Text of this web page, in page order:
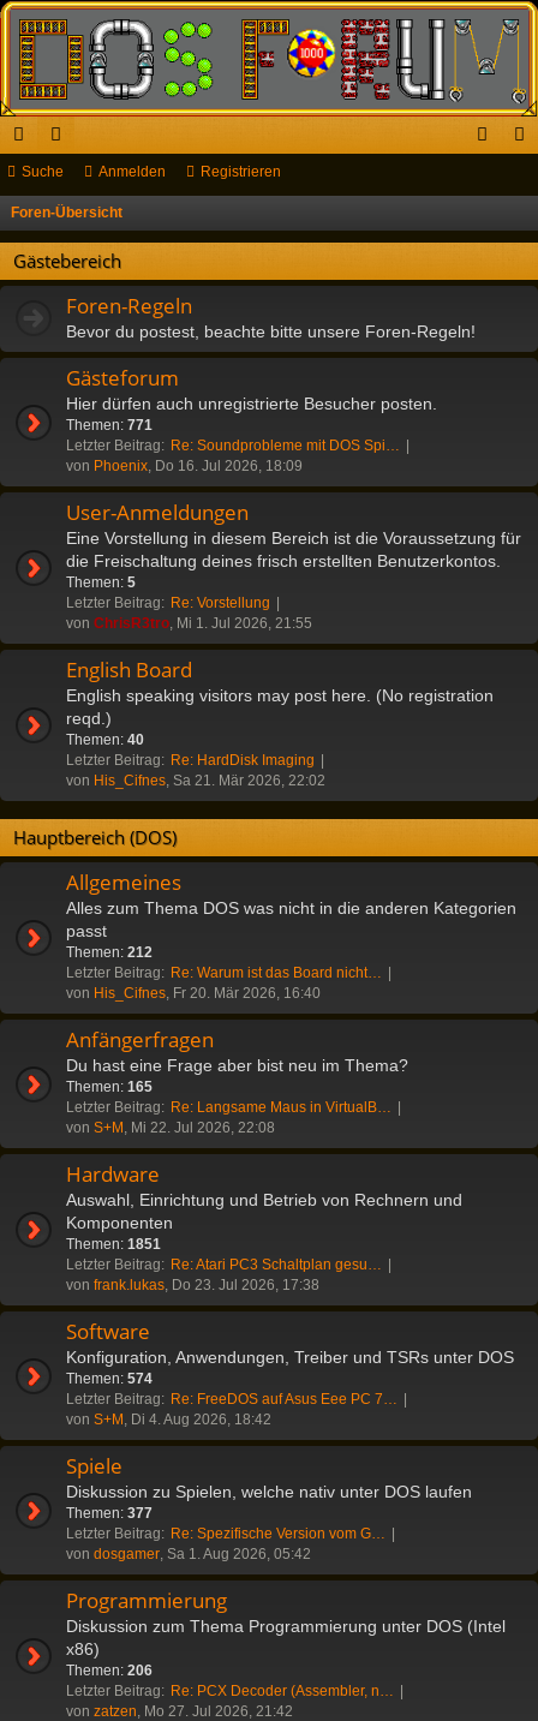
ch
ne
llz
ug
or
en
el
de
rie
re
Suche Anmelden Registrieren
Foren-Übersicht
u
Gästebereich
Foren-Regeln
Bevor du postest, beachte bitte unsere Foren-Regeln!
Gästeforum
Hier dürfen auch unregistrierte Besucher posten.
Themen: 771
Letzter Beitrag: Re: Soundprobleme mit DOS Spi…
von Phoenix, Do 16. Jul 2026, 18:09
User-Anmeldungen
Eine Vorstellung in diesem Bereich ist die Voraussetzung für
die Freischaltung deines frisch erstellten Benutzerkontos.
Themen: 5
Letzter Beitrag: Re: Vorstellung
von ChrisR3tro, Mi 1. Jul 2026, 21:55
English Board
English speaking visitors may post here. (No registration
reqd.)
Themen: 40
Letzter Beitrag: Re: HardDisk Imaging
von His_Cifnes, Sa 21. Mär 2026, 22:02
Hauptbereich (DOS)
Allgemeines
Alles zum Thema DOS was nicht in die anderen Kategorien
passt
Themen: 212
Letzter Beitrag: Re: Warum ist das Board nicht…
von His_Cifnes, Fr 20. Mär 2026, 16:40
Anfängerfragen
Du hast eine Frage aber bist neu im Thema?
Themen: 165
Letzter Beitrag: Re: Langsame Maus in VirtualB…
von S+M , Mi 22. Jul 2026, 22:08
Hardware
Auswahl, Einrichtung und Betrieb von Rechnern und
Komponenten
Themen: 1851
Letzter Beitrag: Re: Atari PC3 Schaltplan gesu…
von frank.lukas, Do 23. Jul 2026, 17:38
Software
Konfiguration, Anwendungen, Treiber und TSRs unter DOS
Themen: 574
Letzter Beitrag: Re: FreeDOS auf Asus Eee PC 7…
von S+M , Di 4. Aug 2026, 18:42
Spiele
Diskussion zu Spielen, welche nativ unter DOS laufen
Themen: 377
Letzter Beitrag: Re: Spezifische Version vom G…
von dosgamer, Sa 1. Aug 2026, 05:42
Programmierung
Diskussion zum Thema Programmierung unter DOS (Intel
x86)
Themen: 206
Letzter Beitrag: Re: PCX Decoder (Assembler, n…
von zatzen, Mo 27. Jul 2026, 21:42